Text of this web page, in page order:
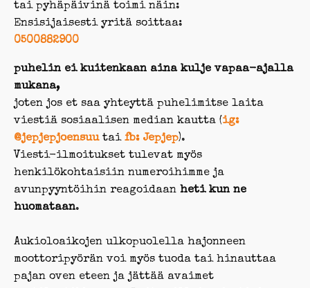
tai pyhäpäivinä toimi näin:
Ensisijaisesti yritä soittaa:
0500882900
puhelin ei kuitenkaan aina kulje vapaa-ajalla
mukana,
joten jos et saa yhteyttä puhelimitse laita
viestiä sosiaalisen median kautta (ig:
@jepjepjoensuutai fb: Jepjep).
Viesti-ilmoitukset tulevat myös
henkilökohtaisiin numeroihimme ja
avunpyyntöihin reagoidaan heti kun ne
huomataan.
Aukioloaikojen ulkopuolella hajonneen
moottoripyörän voi myös tuoda tai hinauttaa
pajan oven eteen ja jättää avaimet